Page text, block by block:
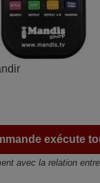
exécute
avec la relation